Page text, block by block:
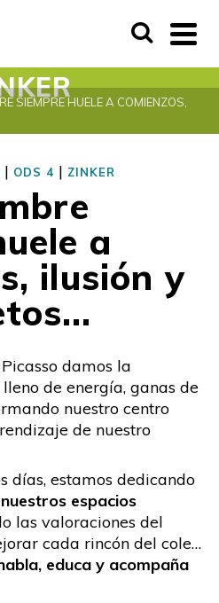
SIEMPRE HUELE A COMIENZOS,
| ODS 4 | ZINKER
a
ilusión y
damos la
de energía, ganas de
nuestro centro
de nuestro
días, estamos dedicando
espacios
las valoraciones del
cada rincón del cole…
educa y acompaña